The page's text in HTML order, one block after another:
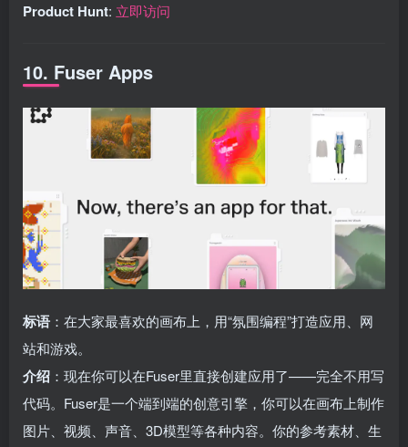
Product Hunt: 立即访问
10. Fuser Apps
标语 ：在大家最喜欢的画布上，用“氛围编程”打造应用、网
站和游戏。
介绍 ：现在你可以在Fuser里直接创建应用了——完全不用写
代码。Fuser是一个端到端的创意引擎，你可以在画布上制作
图片、视频、声音、3D模型等各种内容。你的参考素材、生